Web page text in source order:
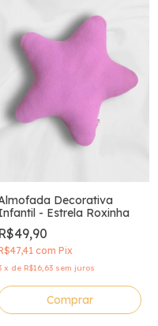
Decorativa
- Estrela Roxinha
R$49,90
com Pix
x de R$16,63 sem juros